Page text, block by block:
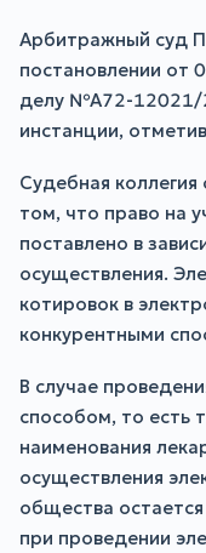
Арбитражный суд
постановлении
делу №А72-12021/
инстанции,
Судебная
том, что право на
поставлено в
осуществления.
котировок в
конкурентными
В случае
способом, то есть
наименования
осуществления
общества
при проведении